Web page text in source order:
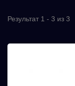
Результат 1 - 3 из 3